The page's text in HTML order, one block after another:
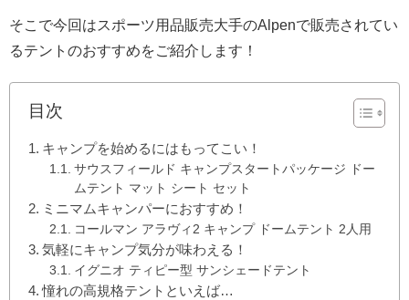
そこで今回はスポーツ用品販売大手のAlpenで販売されてい
るテントのおすすめをご紹介します！
目次
キャンプを始めるにはもってこい！
サウスフィールド キャンプスタートパッケージ ドー
ムテント マット シート セット
ミニマムキャンパーにおすすめ！
コールマン アラヴィ2 キャンプ ドームテント 2人用
気軽にキャンプ気分が味わえる！
イグニオ ティピー型 サンシェードテント
憧れの高規格テントといえば…